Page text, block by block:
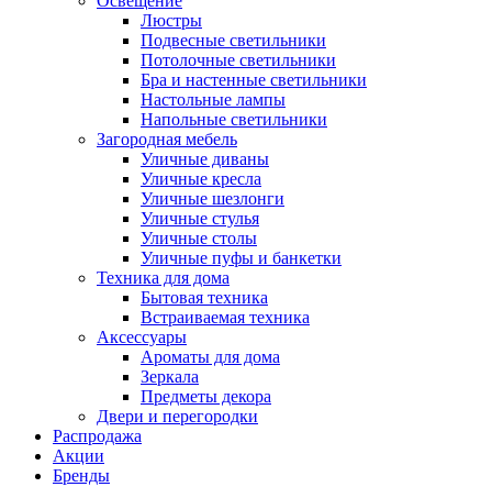
Люстры
Подвесные светильники
Потолочные светильники
Бра и настенные светильники
Настольные лампы
Напольные светильники
Загородная мебель
Уличные диваны
Уличные кресла
Уличные шезлонги
Уличные стулья
Уличные столы
Уличные пуфы и банкетки
Техника для дома
Бытовая техника
Встраиваемая техника
Аксессуары
Ароматы для дома
Зеркала
Предметы декора
Двери и перегородки
Распродажа
Акции
Бренды